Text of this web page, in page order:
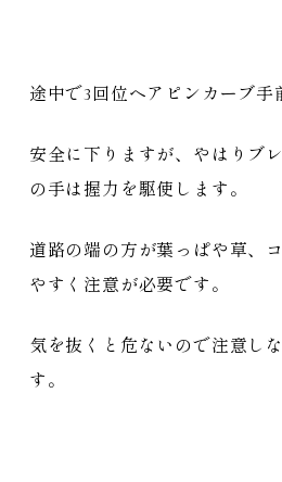
途中で3回位ヘアピンカーブ手
安全に下りますが、やはりブ
の手は握力を駆使します。
道路の端の方が葉っぱや草、
やすく注意が必要です。
気を抜くと危ないので注意し
す。